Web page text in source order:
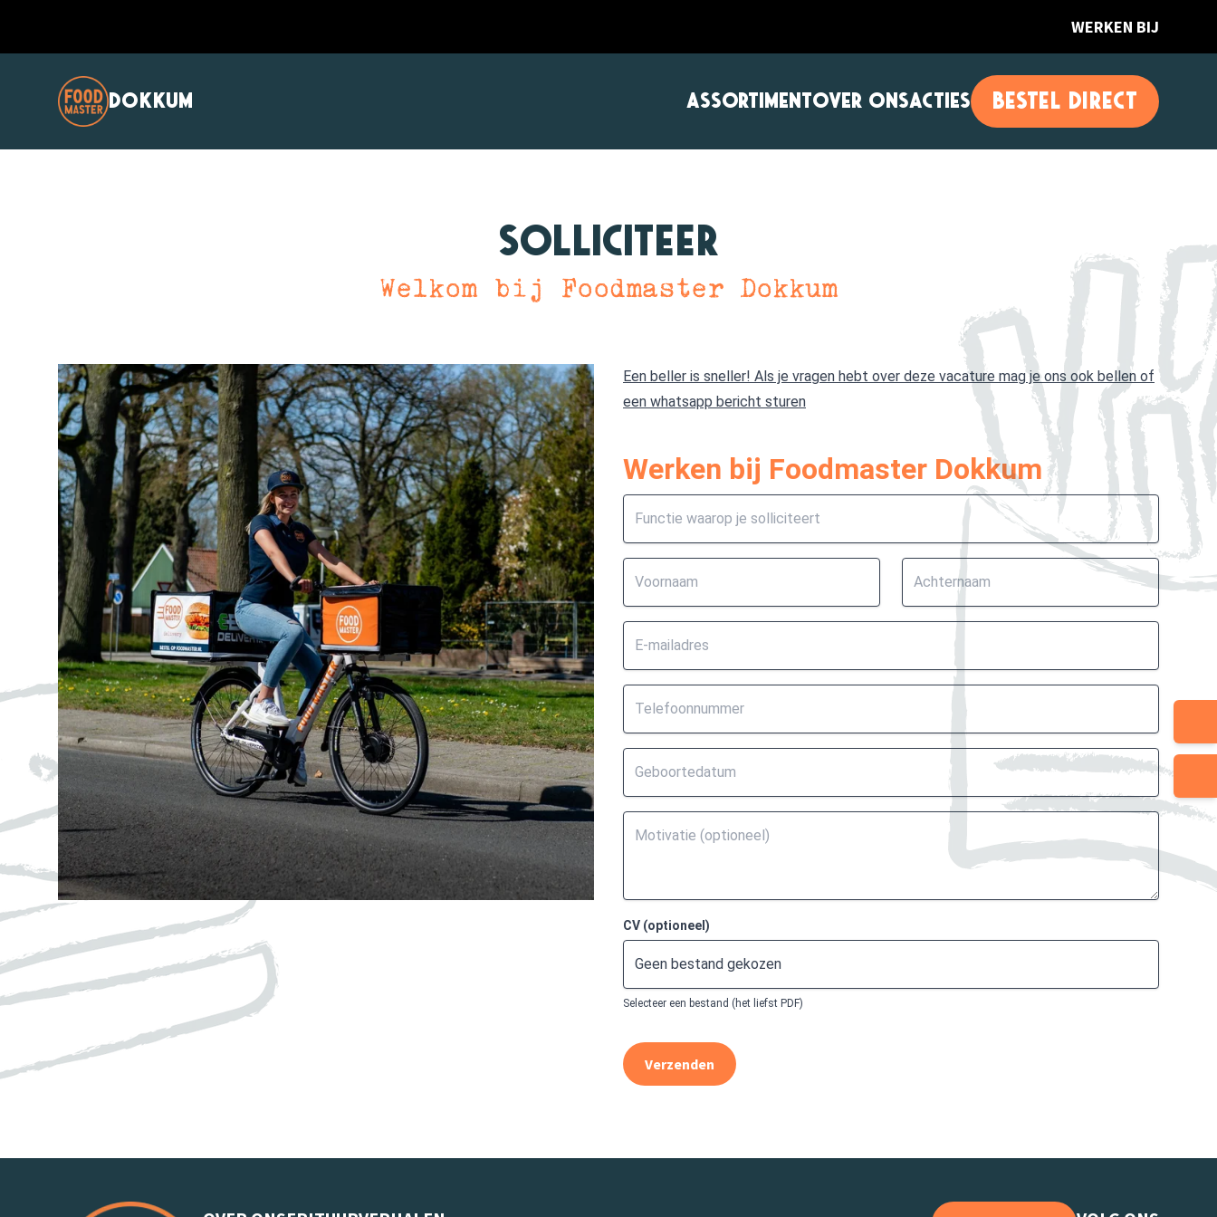
WERKEN BIJ
DOKKUM ASSORTIMENTOVER ONSACTIES BESTEL DIRECT
Solliciteer
Welkom bij Foodmaster Dokkum
Een beller is sneller! Als je vragen hebt over deze vacature mag je ons ook bellen of
een whatsapp bericht sturen
Werken bij Foodmaster Dokkum
CV (optioneel)
Geen bestand gekozen
Selecteer een bestand (het liefst PDF)
Verzenden